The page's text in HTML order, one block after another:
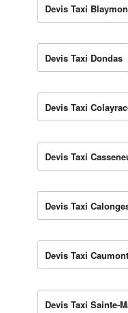
Devis Taxi
Devis Taxi Dondas
Devis Taxi
Devis Taxi
Devis Taxi
Devis Taxi
Devis Taxi Sainte-